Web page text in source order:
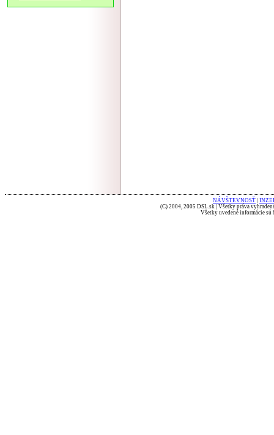
NÁVŠTEVNOSŤ
(C) 2004, 2005 DSL.sk | Všetky práva
Všetky uvedené informácie sú